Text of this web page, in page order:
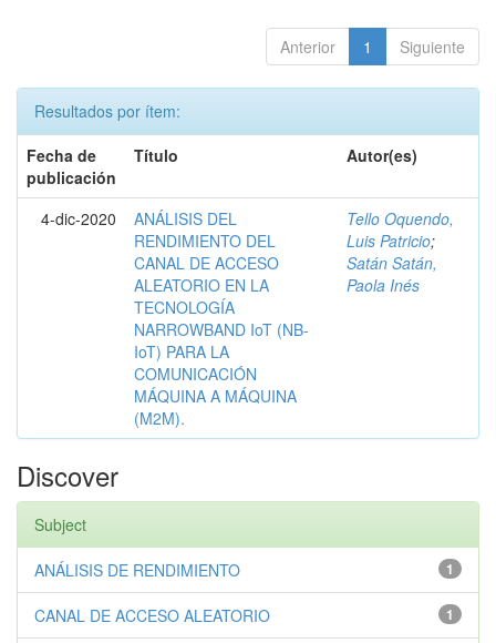
Anterior 1 Siguiente
Resultados por ítem:
Fecha de
publicación
Título Autor(es)
4-dic-2020
ANÁLISIS DEL
RENDIMIENTO DEL
CANAL DE ACCESO
ALEATORIO EN LA
TECNOLOGÍA
NARROWBAND IoT (NB-
IoT) PARA LA
COMUNICACIÓN
MÁQUINA A MÁQUINA
(M2M).
Tello Oquendo,
Luis Patricio;
Satán Satán,
Paola Inés
Discover
Subject
1
ANÁLISIS DE RENDIMIENTO
1
CANAL DE ACCESO ALEATORIO